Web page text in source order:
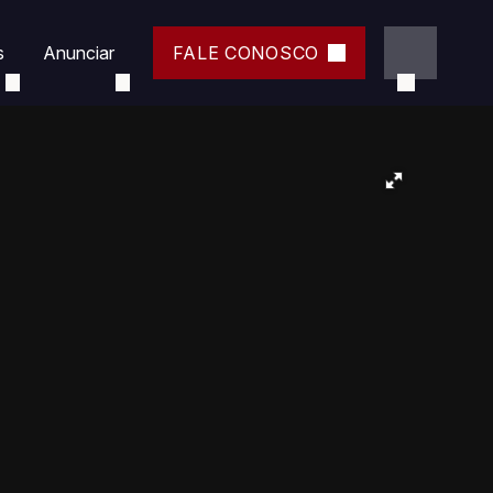
FALE CONOSCO
Anunciar